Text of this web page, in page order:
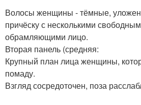
Волосы женщины - тёмные,
причёску с несколькими
обрамляющими лицо.
Вторая панель (средняя:
Крупный план лица женщины,
помаду.
Взгляд сосредоточен, поза